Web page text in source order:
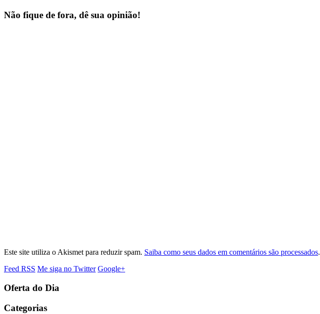
Não fique de fora, dê sua opinião!
Este site utiliza o Akismet para reduzir spam. Saiba como seus dados em comentários são processados.
Feed RSS Me siga no Twitter Google+
Oferta do Dia
Categorias